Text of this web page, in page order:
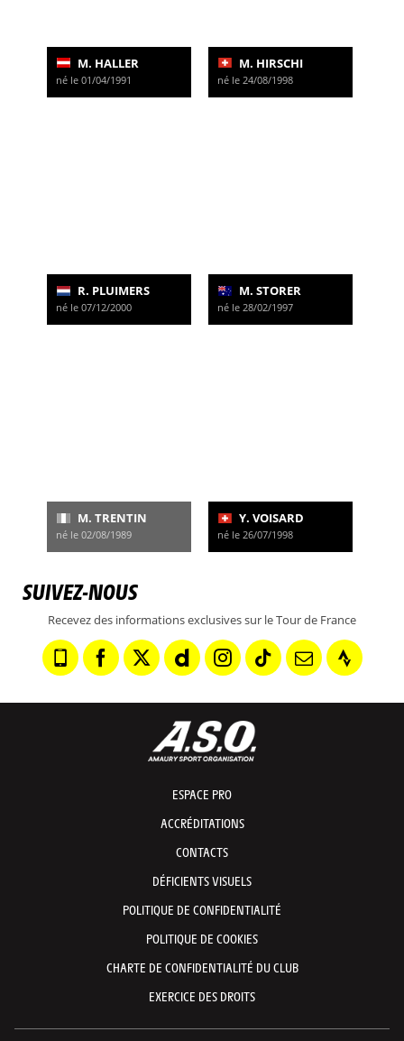
M. HALLER
né le 01/04/1991
M. HIRSCHI
né le 24/08/1998
R. PLUIMERS
né le 07/12/2000
M. STORER
né le 28/02/1997
M. TRENTIN
né le 02/08/1989
Y. VOISARD
né le 26/07/1998
SUIVEZ-NOUS
Recevez des informations exclusives sur le Tour de France
ESPACE PRO
ACCRÉDITATIONS
CONTACTS
DÉFICIENTS VISUELS
POLITIQUE DE CONFIDENTIALITÉ
POLITIQUE DE COOKIES
CHARTE DE CONFIDENTIALITÉ DU CLUB
EXERCICE DES DROITS